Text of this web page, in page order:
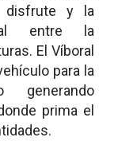
disfrute y la
entre la
El Víboral
para la
generando
prima el